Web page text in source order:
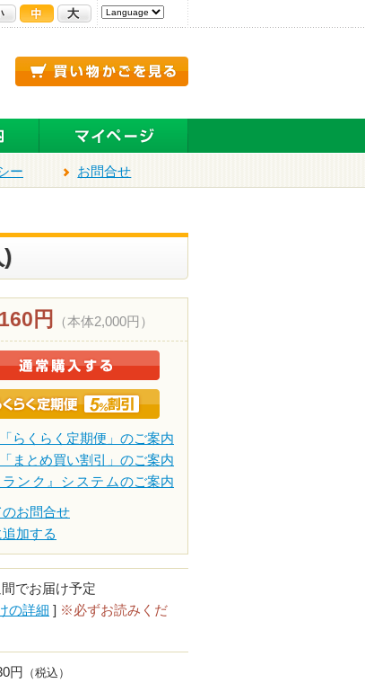
ー お問合せ
)
円 （本体2,000円）
らくらく定期便」のご案内
まとめ買い割引」のご案内
ランク』システムのご案内
お問合せ
加する
でお届け予定
の詳細 ] ※必ずお読みくだ
円 （税込）